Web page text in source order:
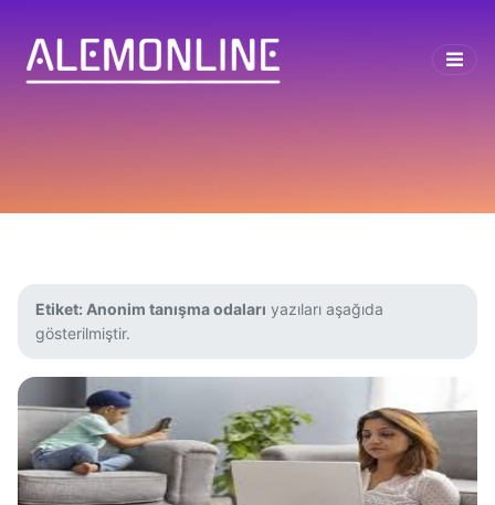
Etiket: Anonim tanışma odaları yazıları aşağıda
gösterilmiştir.